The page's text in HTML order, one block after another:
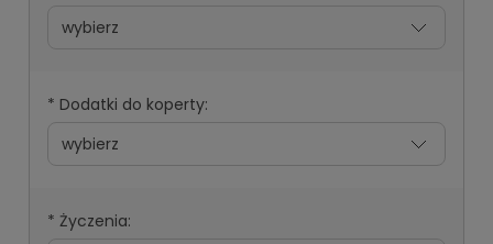
* Dodatki do koperty:
* Życzenia: